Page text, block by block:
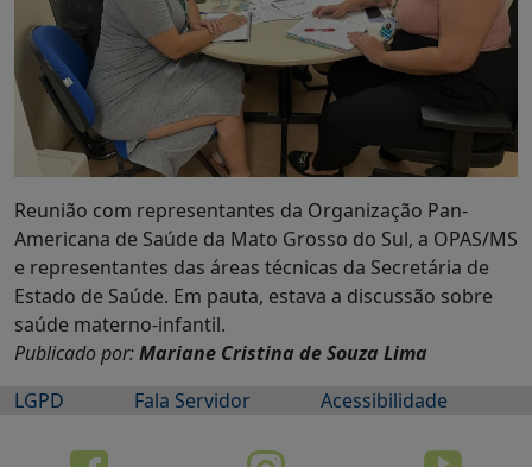
Reunião com representantes da Organização Pan-
Americana de Saúde da Mato Grosso do Sul, a OPAS/MS
e representantes das áreas técnicas da Secretária de
Estado de Saúde. Em pauta, estava a discussão sobre
saúde materno-infantil.
Publicado por:Mariane Cristina de Souza Lima
LGPD
Fala Servidor Acessibilidade